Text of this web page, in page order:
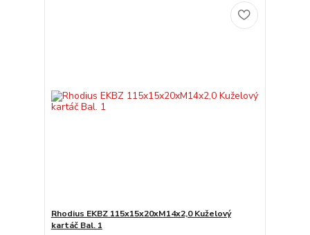
Rhodius EKBZ 115x15x20xM14x2,0 Kuželový
kartáč Bal. 1